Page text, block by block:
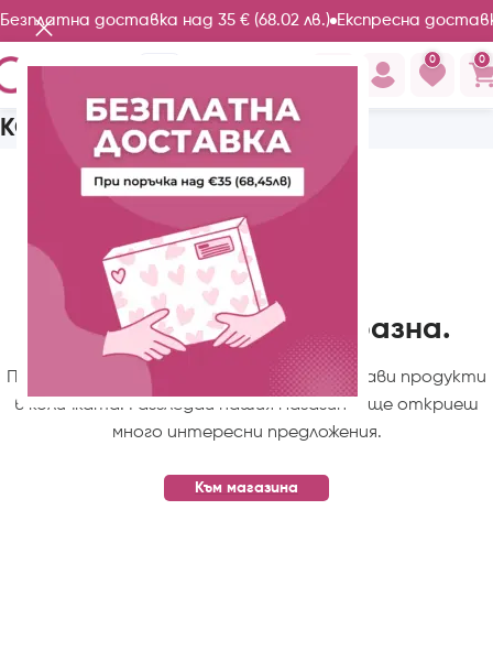
Безплатна доставка над 35 € (68.02 лв.) Експресна
0 0
КОЛИЧКА
Вашата количка е празна.
Преди да продължиш към поръчката, добави продукти
в количката. Разгледай нашия магазин – ще откриеш
много интересни предложения.
Към магазина